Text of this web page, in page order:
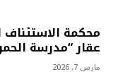
محكمة الاستئناف
عقار “مدرسة
مارس 7, 2026